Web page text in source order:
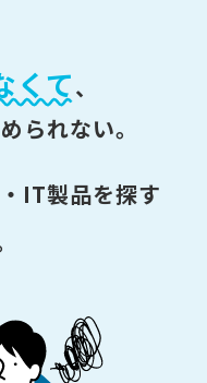
くて、
られない。
IT製品を探す